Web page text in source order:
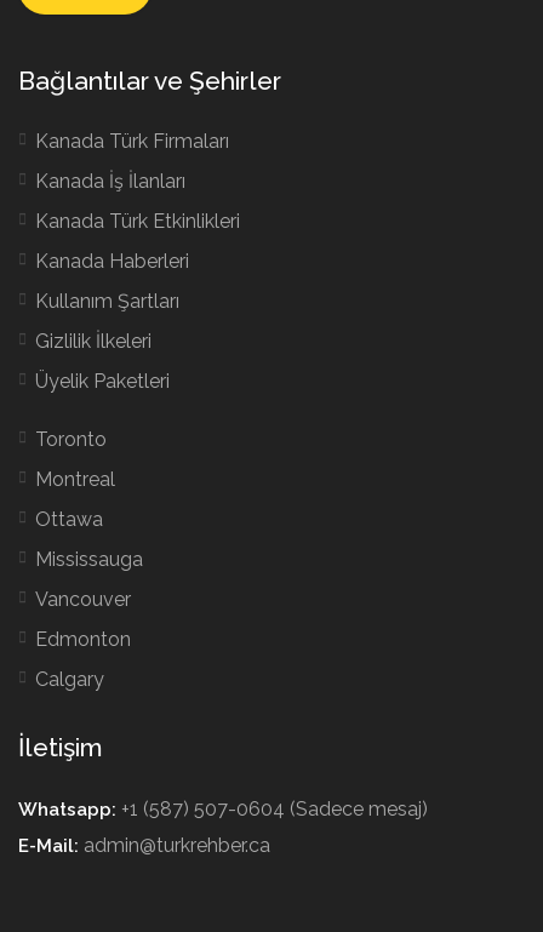
Bağlantılar ve Şehirler
Kanada Türk Firmaları
Kanada İş İlanları
Kanada Türk Etkinlikleri
Kanada Haberleri
Kullanım Şartları
Gizlilik İlkeleri
Üyelik Paketleri
Toronto
Montreal
Ottawa
Mississauga
Vancouver
Edmonton
Calgary
İletişim
Whatsapp: +1 (587) 507-0604 (Sadece mesaj)
E-Mail: admin@turkrehber.ca